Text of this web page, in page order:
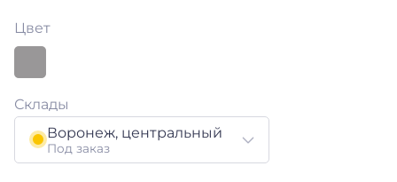
Цвет
Склады
Воронеж, центральный
Под заказ